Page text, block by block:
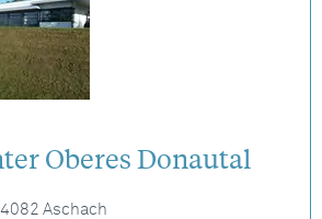
Oberes Donautal
Aschach